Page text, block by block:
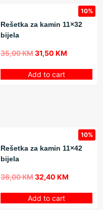
10%
Rešetka za kamin 11×32
bijela
35,00KM31,50 KM
Add to cart
10%
Rešetka za kamin 11×42
bijela
36,00KM32,40 KM
Add to cart